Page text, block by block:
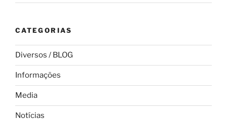
CATEGORIAS
Diversos / BLOG
Informações
Media
Notícias